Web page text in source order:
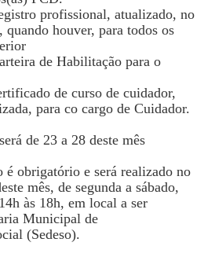
profissional, atualizado, no
quando houver, para todos os
de Habilitação para o
de curso de cuidador,
para co cargo de Cuidador.
de 23 a 28 deste mês
é obrigatório e será realizado no
mês, de segunda a sábado,
às 18h, em local a ser
Municipal de
(Sedeso).